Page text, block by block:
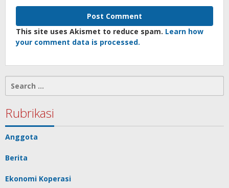
This site uses Akismet to reduce spam. Learn how
your comment data is processed.
for:
Rubrikasi
Anggota
Berita
Ekonomi Koperasi